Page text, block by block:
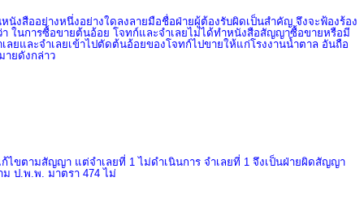
งสืออย่างหนึ่งอย่างใดลงลายมือชื่อฝ่ายผู้ต้องรับผิดเป็นสำคัญ จึงจะฟ้องร้อง
ในการซื้อขายต้นอ้อย โจทก์และจำเลยไม่ได้ทำหนังสือสัญญาซื้อขายหรือมี
และจำเลยเข้าไปตัดต้นอ้อยของโจทก์ไปขายให้แก่โรงงานน้ำตาล อันถือ
ยดังกล่าว
ไขตามสัญญา แต่จำเลยที่ 1 ไม่ดำเนินการ จำเลยที่ 1 จึงเป็นฝ่ายผิดสัญญา
ป.พ.พ. มาตรา 474 ไม่